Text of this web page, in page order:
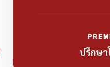
ปรึกษา